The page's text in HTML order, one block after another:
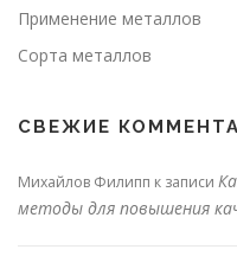
Применение металлов
Сорта металлов
СВЕЖИЕ
Михайлов Филипп к записи
методы для повышения